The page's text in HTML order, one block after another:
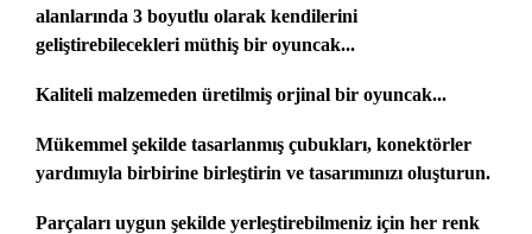
alanlarında 3 boyutlu olarak kendilerini
geliştirebilecekleri müthiş bir oyuncak...
Kaliteli malzemeden üretilmiş orjinal bir oyuncak...
Mükemmel şekilde tasarlanmış çubukları, konektörler
yardımıyla birbirine birleştirin ve tasarımınızı oluşturun.
Parçaları uygun şekilde yerleştirebilmeniz için her renk